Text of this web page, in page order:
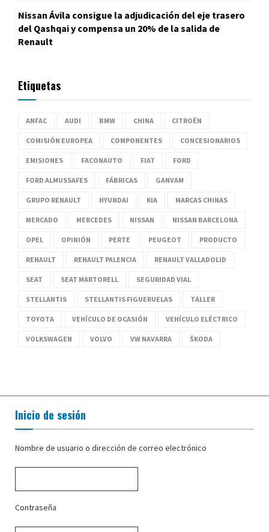
Nissan Ávila consigue la adjudicación del eje trasero
del Qashqai y compensa un 20% de la salida de
Renault
Etiquetas
ANFAC AUDI BMW CHINA CITROËN
COMISIÓN EUROPEA COMPONENTES CONCESIONARIOS
EMISIONES FACONAUTO FIAT FORD
FORD ALMUSSAFES FÁBRICAS GANVAM
GRUPO RENAULT HYUNDAI KIA MARCAS CHINAS
MERCADO MERCEDES NISSAN NISSAN BARCELONA
OPEL OPINIÓN PERTE PEUGEOT PRODUCTO
RENAULT RENAULT PALENCIA RENAULT VALLADOLID
SEAT SEAT MARTORELL SEGURIDAD VIAL
STELLANTIS STELLANTIS FIGUERUELAS TALLER
TOYOTA VEHÍCULO DE OCASIÓN VEHÍCULO ELÉCTRICO
VOLKSWAGEN VOLVO VW NAVARRA ŠKODA
Inicio de sesión
Nombre de usuario o dirección de correo electrónico
Contraseña